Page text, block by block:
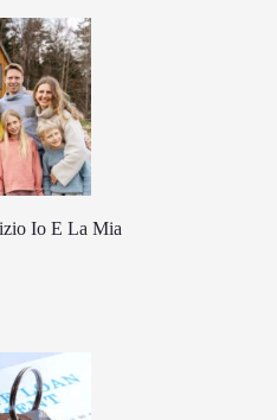
Io E La Mia